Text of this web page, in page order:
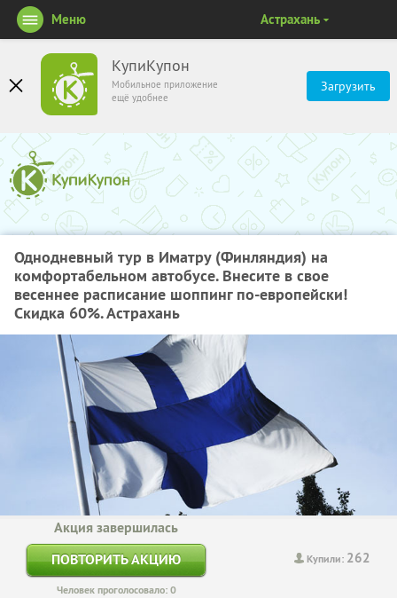
КупиКупон
Мобильное приложение
ещё удобнее
Загрузить
Меню Астрахань
Однодневный тур в Иматру (Финляндия) на
комфортабельном автобусе. Внесите в свое
весеннее расписание шоппинг по-европейски!
Скидка 60%. Астрахань
Купили: 262
Акция завершилась
ПОВТОРИТЬ АКЦИЮ
Человек проголосовало: 0